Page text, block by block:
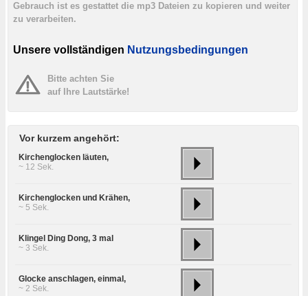
Gebrauch ist es gestattet die mp3 Dateien zu kopieren und weiter
zu verarbeiten.
Unsere vollständigen Nutzungsbedingungen
Bitte achten Sie
auf Ihre Lautstärke!
Vor kurzem angehört:
Kirchenglocken läuten,
~ 12 Sek.
Kirchenglocken und Krähen,
~ 5 Sek.
Klingel Ding Dong, 3 mal
~ 3 Sek.
Glocke anschlagen, einmal,
~ 2 Sek.